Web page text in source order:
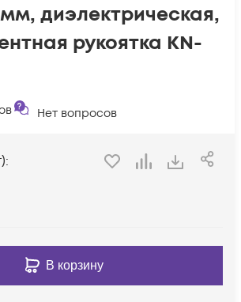
диэлектрическая,
рукоятка KN-
Нет вопросов
В корзину